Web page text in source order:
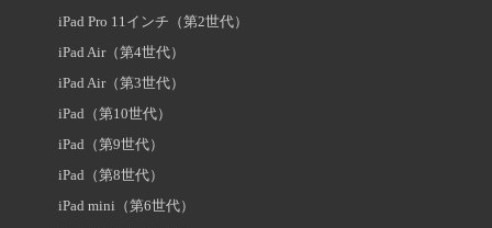
iPad Pro 11インチ（第2世代）
iPad Air（第4世代）
iPad Air（第3世代）
iPad（第10世代）
iPad（第9世代）
iPad（第8世代）
iPad mini（第6世代）